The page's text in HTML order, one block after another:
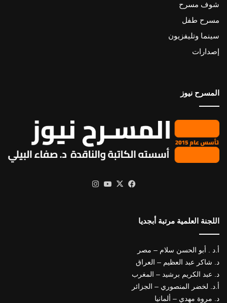
شوف مسرح
مسرح طفل
سينما وتليفزيون
إصدارات
المسرح نيوز
فيسبوك
X يوتيوب
اللجنة العلمية مرتبة أبجديا
أ.د . أبو الحسن سلام – مصر
د. شاكر عبد العظيم – العراق
د. عبد الكريم برشيد – المغرب
أ.د. لخضر المنصوري – الجزائر
د. مروة مهدي – ألمانيا